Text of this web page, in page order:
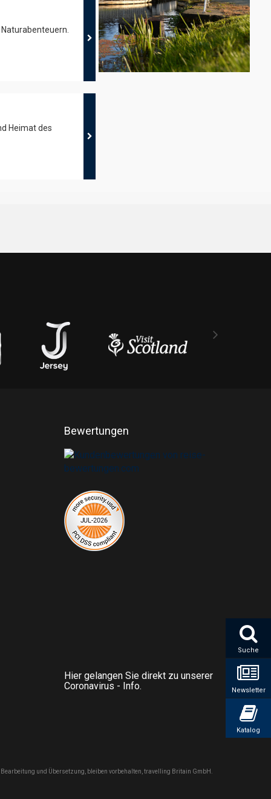
Suche
Newsletter
Katalog
Heimat des
Bewertungen
Hier gelangen Sie direkt zu unserer
Coronavirus - Info.
und Übersetzung, bleiben vorbehalten, travelling Britain GmbH.